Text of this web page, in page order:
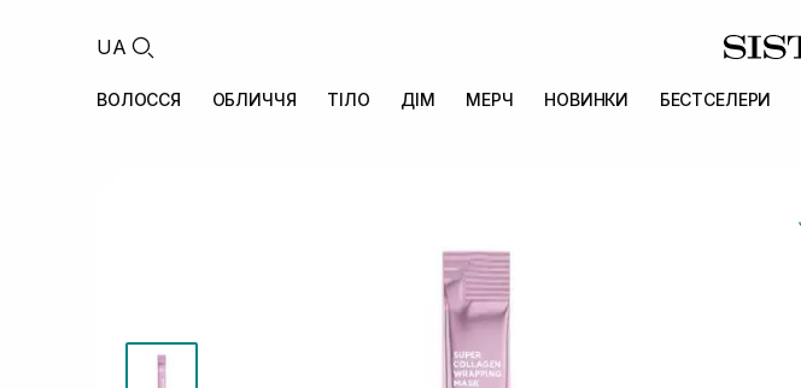
UA
ВОЛОССЯ ОБЛИЧЧЯ ТІЛО ДІМ МЕРЧ НОВИНКИ БЕСТСЕЛЕРИ